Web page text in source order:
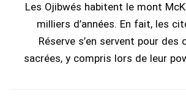
Les Ojibwés habitent le mont
milliers d’années. En fait, les
Réserve s’en servent pour des
sacrées, y compris lors de leur